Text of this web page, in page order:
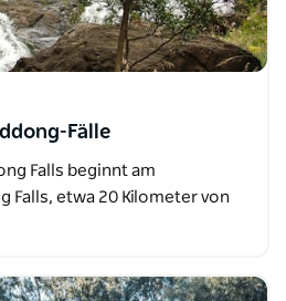
Fälle
Falls beginnt am
Falls, etwa 20 Kilometer von